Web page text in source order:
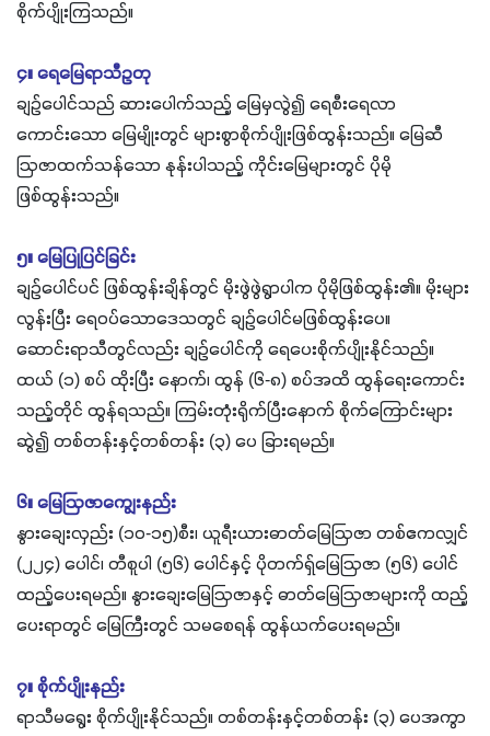
စိုက်ပျိုးကြသည်။
၄။ ရေမြေရာသီဥတု
ချဉ်ပေါင်သည် ဆားပေါက်သည့် မြေမှလွဲ၍ ရေစီးရေလာ
ကောင်းသော မြေမျိုးတွင် များစွာစိုက်ပျိုးဖြစ်ထွန်းသည်။ မြေဆီ
ဩဇာထက်သန်သော နုန်းပါသည့် ကိုင်းမြေများတွင် ပိုမို
ဖြစ်ထွန်းသည်။
၅။ မြေပြုပြင်ခြင်း
ချဉ်ပေါင်ပင် ဖြစ်ထွန်းချိန်တွင် မိုးဖွဲဖွဲရွာပါက ပိုမိုဖြစ်ထွန်း၏။ မိုးများ
လွန်းပြီး ရေဝပ်သောဒေသတွင် ချဉ်ပေါင်မဖြစ်ထွန်းပေ။
ဆောင်းရာသီတွင်လည်း ချဉ်ပေါင်ကို ရေပေးစိုက်ပျိုးနိုင်သည်။
ထယ် (၁) စပ် ထိုးပြီး နောက်၊ ထွန် (၆-၈) စပ်အထိ ထွန်ရေးကောင်း
သည့်တိုင် ထွန်ရသည်။ ကြမ်းတုံးရိုက်ပြီးနောက် စိုက်ကြောင်းများ
ဆွဲ၍ တစ်တန်းနှင့်တစ်တန်း (၃) ပေ ခြားရမည်။
၆။ မြေဩဇာကျွေးနည်း
နွားချေးလှည်း (၁၀-၁၅)စီး၊ ယူရီးယားဓာတ်မြေဩဇာ တစ်ဧကလျှင်
(၂၂၄) ပေါင်၊ တီစူပါ (၅၆) ပေါင်နှင့် ပိုတက်ရှ်မြေဩဇာ (၅၆) ပေါင်
ထည့်ပေးရမည်။ နွားချေးမြေဩဇာနှင့် ဓာတ်မြေဩဇာများကို ထည့်
ပေးရာတွင် မြေကြီးတွင် သမစေရန် ထွန်ယက်ပေးရမည်။
၇။ စိုက်ပျိုးနည်း
ရာသီမရွေး စိုက်ပျိုးနိုင်သည်။ တစ်တန်းနှင့်တစ်တန်း (၃) ပေအကွာ